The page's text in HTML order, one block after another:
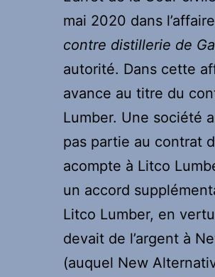
mai 2020 dans
contre distillerie de
autorité. Dans cette
avance au titre du
Lumber. Une société
pas partie au contrat
acompte à Litco
un accord
Litco Lumber, en
devait de l’argent à
(auquel New